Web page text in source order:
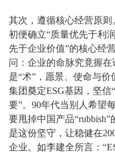
其次，遵循核心经营原
初便确立“质量优先于利
先于企业价值”的核心经
问：企业的命脉究竟握
是“术”，愿景、使命与
集团奠定ESG基因，坚
要”。90年代当别人希望
要甩掉中国产品
是这份坚守，让稳健在
企业。如李建全所言：